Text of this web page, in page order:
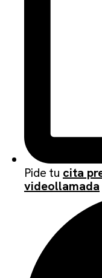
Pide tu cita
videollamada